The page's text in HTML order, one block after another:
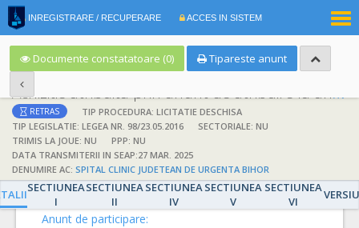
INREGISTRARE / RECUPERARE ACCES IN SISTEM
Documente constatatoare (0) Tipareste anunt
Achizitie atribuita prin anunt de atribuire la anunt de participare
RETRAS
TIP PROCEDURA: LICITATIE DESCHISA
TIP LEGISLATIE: LEGEA NR. 98/23.05.2016
SECTORIALE: NU
TRIMIS LA JOUE: NU
PPP: NU
DATA TRANSMITERII IN SEAP:27 MAR. 2025
DENUMIRE AC: SPITAL CLINIC JUDETEAN DE URGENTA BIHOR
SECTIUNEA
I
SECTIUNEA
II
SECTIUNEA
IV
SECTIUNEA
V
SECTIUNEA
VI
DETALII
Anunt de participare: